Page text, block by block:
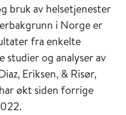
bruk av helsetjenester
i Norge er
fra enkelte
studier og analyser av
Eriksen, & Risør,
økt siden forrige